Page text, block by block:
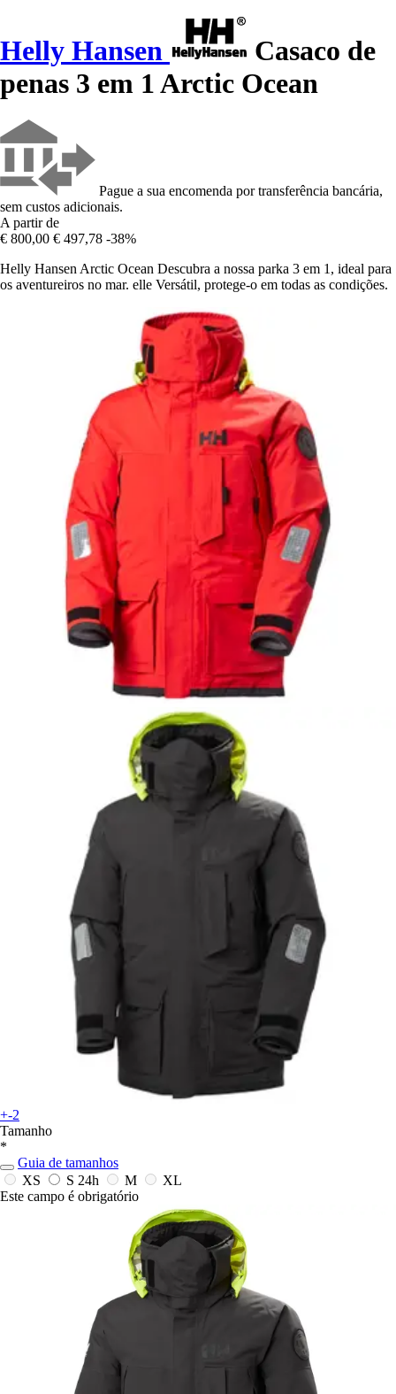
Helly Hansen
Casaco de
penas 3 em 1 Arctic Ocean
Pague a sua encomenda por transferência bancária,
sem custos adicionais.
A partir de
€ 800,00 € 497,78 -38%
Helly Hansen Arctic Ocean Descubra a nossa parka 3 em 1, ideal para
os aventureiros no mar. elle Versátil, protege-o em todas as condições.
+-2
Tamanho
*
Guia de tamanhos
XS
S 24h M
XL
Este campo é obrigatório